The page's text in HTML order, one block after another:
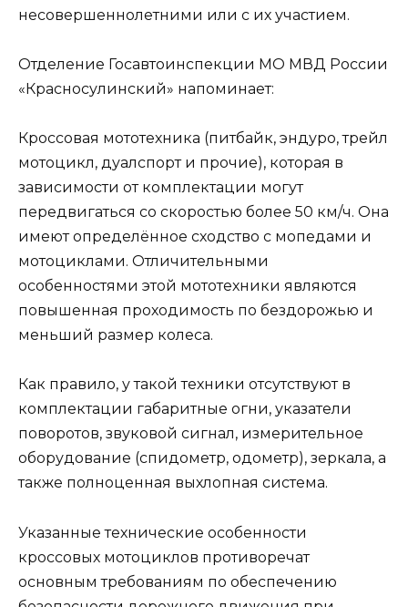
несовершеннолетними или с их участием.
Отделение Госавтоинспекции МО МВД России
«Красносулинский» напоминает:
Кроссовая мототехника (питбайк, эндуро, трейл
мотоцикл, дуалспорт и прочие), которая в
зависимости от комплектации могут
передвигаться со скоростью более 50 км/ч. Она
имеют определённое сходство с мопедами и
мотоциклами. Отличительными
особенностями этой мототехники являются
повышенная проходимость по бездорожью и
меньший размер колеса.
Как правило, у такой техники отсутствуют в
комплектации габаритные огни, указатели
поворотов, звуковой сигнал, измерительное
оборудование (спидометр, одометр), зеркала, а
также полноценная выхлопная система.
Указанные технические особенности
кроссовых мотоциклов противоречат
основным требованиям по обеспечению